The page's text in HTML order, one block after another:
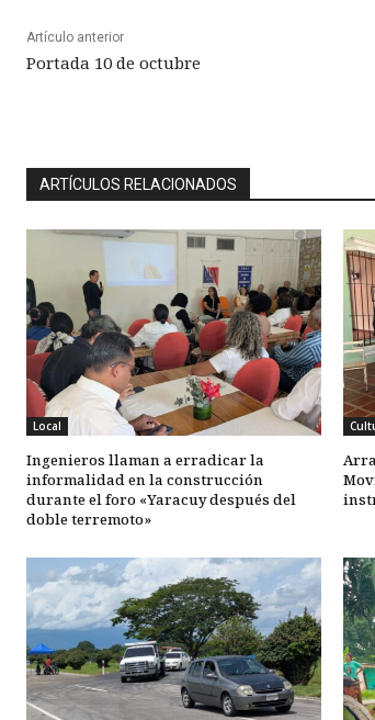
Artículo anterior
Portada 10 de octubre
ARTÍCULOS RELACIONADOS
Local
Ingenieros llaman a erradicar la
informalidad en la construcción
durante el foro «Yaracuy después del
doble terremoto»